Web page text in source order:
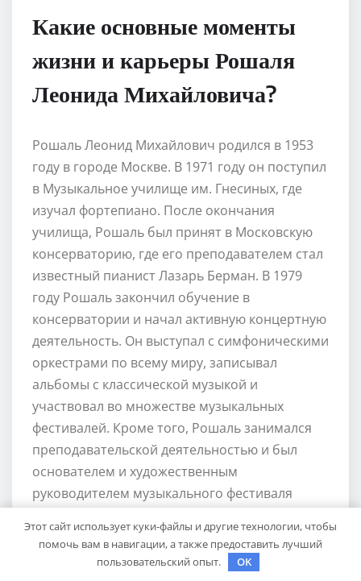
Какие основные моменты
жизни и карьеры Рошаля
Леонида Михайловича?
Рошаль Леонид Михайлович родился в 1953
году в городе Москве. В 1971 году он поступил
в Музыкальное училище им. Гнесиных, где
изучал фортепиано. После окончания
училища, Рошаль был принят в Московскую
консерваторию, где его преподавателем стал
известный пианист Лазарь Берман. В 1979
году Рошаль закончил обучение в
консерватории и начал активную концертную
деятельность. Он выступал с симфоническими
оркестрами по всему миру, записывал
альбомы с классической музыкой и
участвовал во множестве музыкальных
фестивалей. Кроме того, Рошаль занимался
преподавательской деятельностью и был
основателем и художественным
руководителем музыкального фестиваля
получил множество наград и премий за свои
выдающиеся достижения в музыке.
Этот сайт использует куки-файлы и другие технологии, чтобы
помочь вам в навигации, а также предоставить лучший
пользовательский опыт.
OK